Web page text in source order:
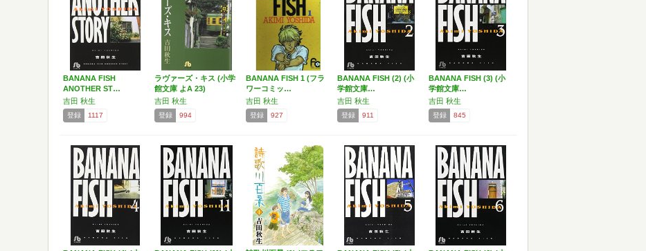
BANANA FISH
ANOTHER ST…
吉田 秋生
登録 1117
ラヴァーズ・キス (小学
館文庫 よA 23)
吉田 秋生
登録 994
BANANA FISH 1 (フラ
ワーコミッ…
吉田 秋生
登録 927
BANANA FISH (2) (小
学館文庫…
吉田 秋生
登録 911
BANANA FISH (3) (小
学館文庫…
吉田 秋生
登録 845